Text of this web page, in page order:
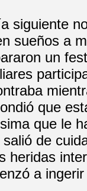
siguiente
sueños a
un
que
que le
de
heridas
a